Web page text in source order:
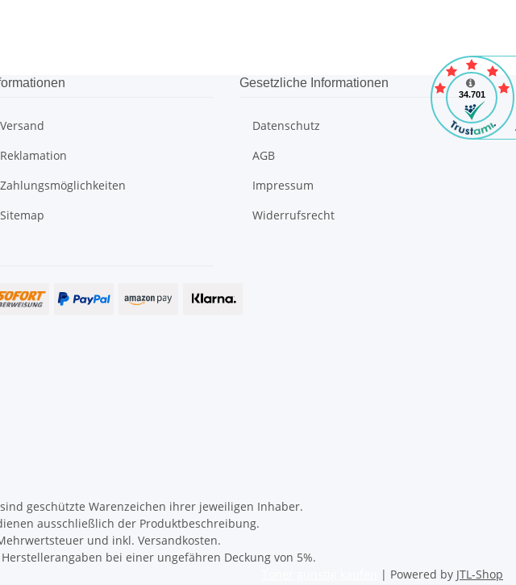
Versand
Reklamation
Zahlungsmöglichkeiten
Sitemap
Gesetzliche Informationen
Datenschutz
AGB
Impressum
Widerrufsrecht
geschützte Warenzeichen ihrer jeweiligen Inhaber.
ausschließlich der Produktbeschreibung.
und inkl. Versandkosten.
bei einer ungefähren Deckung von 5%.
| Powered by JTL-Shop